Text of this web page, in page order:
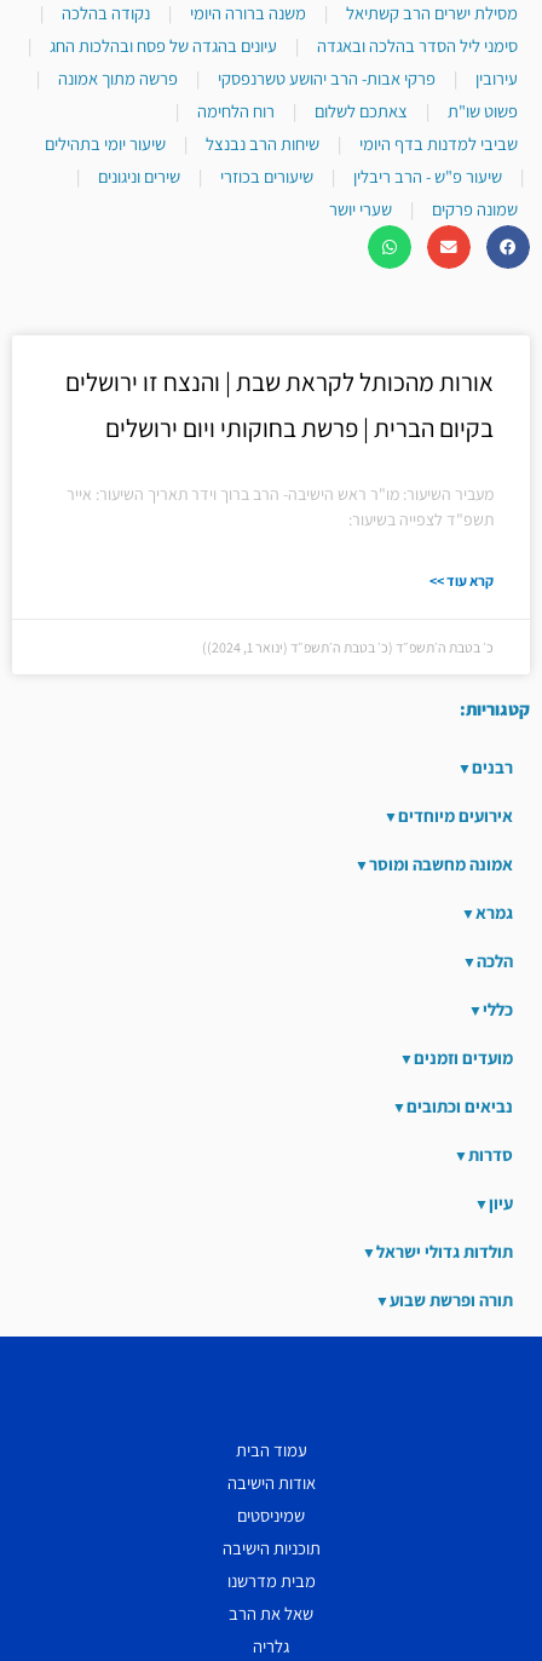
מסילת ישרים הרב קשתיאל
| משנה ברורה היומי | נקודה בהלכה
|
סימני ליל הסדר בהלכה ובאגדה
| עיונים בהגדה של פסח ובהלכות החג
|
עירובין
| פרקי אבות- הרב יהושע טשרנפסקי | פרשה מתוך אמונה
|
פשוט שו"ת
| צאתכם לשלום | רוח הלחימה
|
שביבי למדנות בדף היומי
| שיחות הרב נבנצל |
שיעור יומי בתהילים
|
שיעור פ"ש - הרב ריבלין | שיעורים בכוזרי | שירים וניגונים
|
שמונה פרקים
| שערי יושר
אורות מהכותל לקראת שבת | והנצח זו ירושלים
בקיום הברית | פרשת בחוקותי ויום ירושלים
מעביר השיעור: מו"ר ראש הישיבה- הרב ברוך וידר תאריך השיעור: אייר
תשפ"ד לצפייה בשיעור:
קרא עוד >>
כ׳ בטבת ה׳תשפ״ד (כ׳ בטבת ה׳תשפ״ד (ינואר 1, 2024))
קטגוריות:
רבנים
אירועים מיוחדים
אמונה מחשבה ומוסר
גמרא
הלכה
כללי
מועדים וזמנים
נביאים וכתובים
סדרות
עיון
תולדות גדולי ישראל
תורה ופרשת שבוע
עמוד הבית
אודות הישיבה
שמיניסטים
תוכניות הישיבה
מבית מדרשנו
שאל את הרב
גלריה